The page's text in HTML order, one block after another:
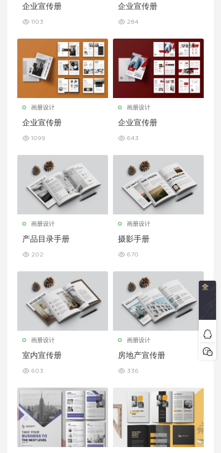
企业宣传册
1103
企业宣传册
284
画册设计
企业宣传册
1099
画册设计
企业宣传册
643
画册设计
产品目录手册
202
画册设计
摄影手册
670
画册设计
室内宣传册
603
画册设计
房地产宣传册
336